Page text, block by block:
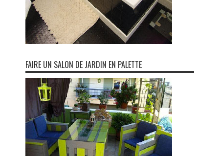
FAIRE UN SALON DE JARDIN EN PALETTE